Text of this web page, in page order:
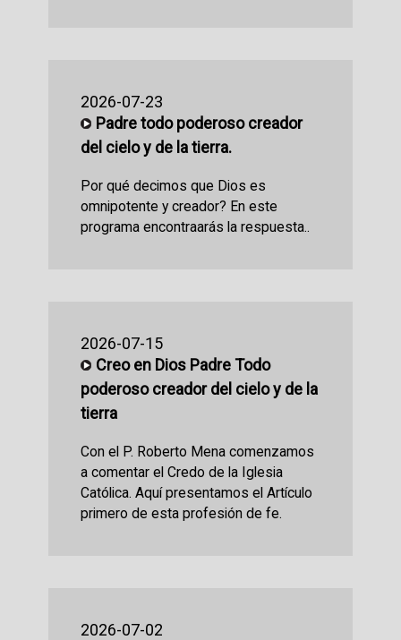
2026-07-23
Padre todo poderoso creador
del cielo y de la tierra.
Por qué decimos que Dios es
omnipotente y creador? En este
programa encontraarás la respuesta..
2026-07-15
Creo en Dios Padre Todo
poderoso creador del cielo y de la
tierra
Con el P. Roberto Mena comenzamos
a comentar el Credo de la Iglesia
Católica. Aquí presentamos el Artículo
primero de esta profesión de fe.
2026-07-02